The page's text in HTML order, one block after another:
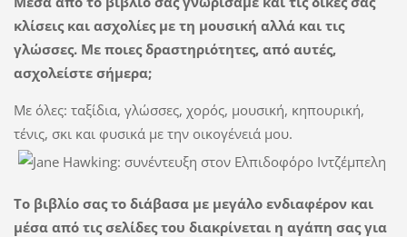
κλίσεις και ασχολίες με τη μουσική αλλά και τις
γλώσσες. Με ποιες δραστηριότητες, από αυτές,
ασχολείστε σήμερα;
Με όλες: ταξίδια, γλώσσες, χορός, μουσική, κηπουρική,
τένις, σκι και φυσικά με την οικογένειά μου.
Το βιβλίο σας το διάβασα με μεγάλο ενδιαφέρον και
μέσα από τις σελίδες του διακρίνεται η αγάπη σας για